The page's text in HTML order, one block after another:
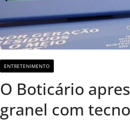
ENTRETENIMENTO
O Boticário
granel com